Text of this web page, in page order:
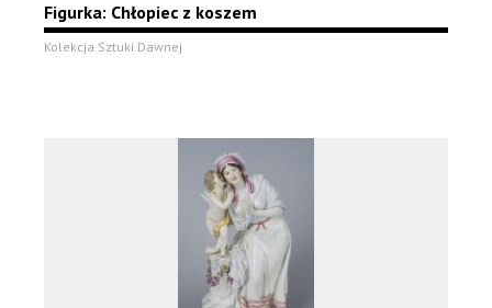
Figurka: Chłopiec z koszem
Kolekcja Sztuki Dawnej